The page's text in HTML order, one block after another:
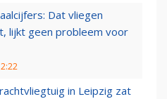
Dat vliegen
lijkt geen probleem voor
in Leipzig zat